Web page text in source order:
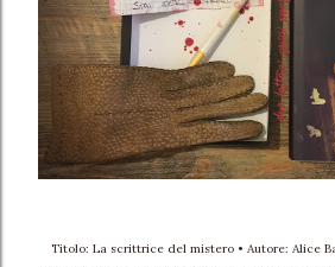
Titolo: La scrittrice del mistero • Autore: Alice